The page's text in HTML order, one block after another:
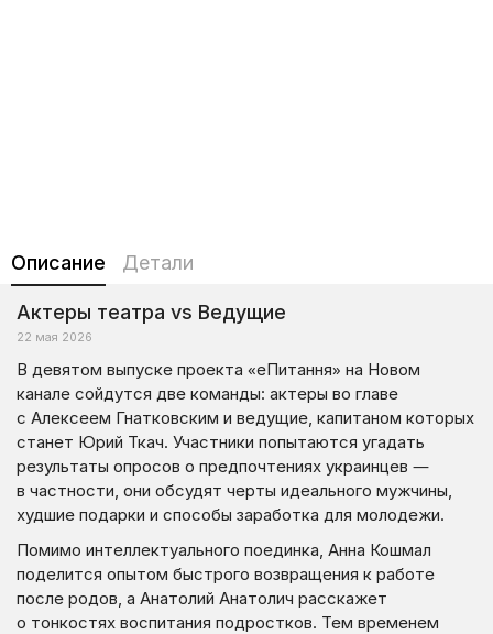
Описание Детали
Актеры театра vs Ведущие
22 мая 2026
В девятом выпуске проекта «еПитання» на Новом
канале сойдутся две команды: актеры во главе
с Алексеем Гнатковским и ведущие, капитаном которых
станет Юрий Ткач. Участники попытаются угадать
результаты опросов о предпочтениях украинцев —
в частности, они обсудят черты идеального мужчины,
худшие подарки и способы заработка для молодежи.
Помимо интеллектуального поединка, Анна Кошмал
поделится опытом быстрого возвращения к работе
после родов, а Анатолий Анатолич расскажет
о тонкостях воспитания подростков. Тем временем